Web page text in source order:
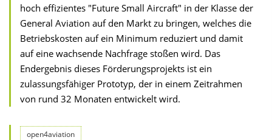
hoch effizientes "Future Small Aircraft" in der Klasse der
General Aviation auf den Markt zu bringen, welches die
Betriebskosten auf ein Minimum reduziert und damit
auf eine wachsende Nachfrage stoßen wird. Das
Endergebnis dieses Förderungsprojekts ist ein
zulassungsfähiger Prototyp, der in einem Zeitrahmen
von rund 32 Monaten entwickelt wird.
open4aviation